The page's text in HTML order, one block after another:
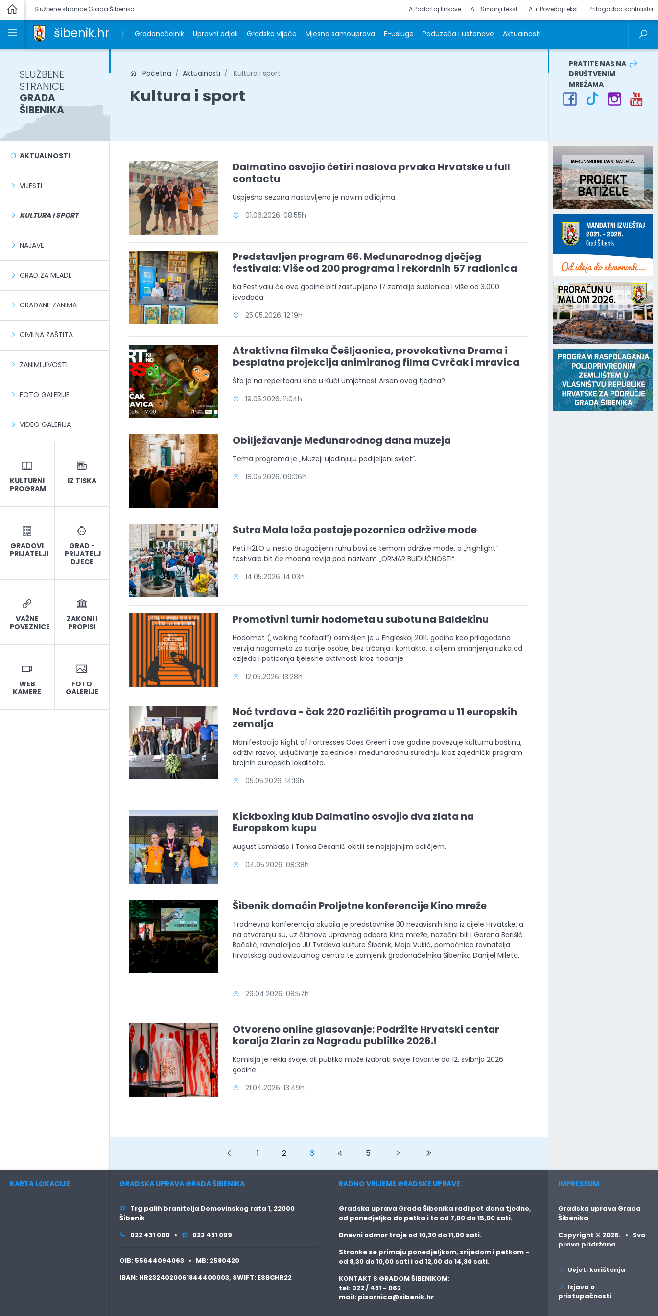
Službene stranice Grada Šibenika A Podcrtaj linkove A - Smanji tekst A + Povećaj tekst Prilagodba kontrasta
šibenik.hr | Gradonačelnik Upravni odjeli Gradsko vijeće Mjesna samouprava E-usluge Poduzeća i ustanove Aktualnosti
SLUŽBENE
STRANICE
GRADA
ŠIBENIKA
Početna Aktualnosti Kultura i sport
Kultura i sport
PRATITE NAS NA
DRUŠTVENIM
MREŽAMA
AKTUALNOSTI
VIJESTI
KULTURA I SPORT
NAJAVE
GRAD ZA MLADE
GRAĐANE ZANIMA
CIVILNA ZAŠTITA
ZANIMLJIVOSTI
FOTO GALERIJE
VIDEO GALERIJA
KULTURNI
PROGRAM
IZ TISKA
GRADOVI
PRIJATELJI
GRAD -
PRIJATELJ
DJECE
VAŽNE
POVEZNICE
ZAKONI I
PROPISI
WEB
KAMERE
FOTO
GALERIJE
Dalmatino osvojio četiri naslova prvaka Hrvatske u full
contactu
Uspješna sezona nastavljena je novim odličjima.
01.06.2026. 08:55h
Predstavljen program 66. Međunarodnog dječjeg
festivala: Više od 200 programa i rekordnih 57 radionica
Na Festivalu će ove godine biti zastupljeno 17 zemalja sudionica i više od 3.000
izvođača
25.05.2026. 12:19h
Atraktivna filmska Češljaonica, provokativna Drama i
besplatna projekcija animiranog filma Cvrčak i mravica
Što je na repertoaru kina u Kući umjetnost Arsen ovog tjedna?
19.05.2026. 11:04h
Obilježavanje Međunarodnog dana muzeja
Tema programa je „Muzeji ujedinjuju podijeljeni svijet”.
18.05.2026. 09:06h
Sutra Mala loža postaje pozornica održive mode
Peti H2LO u nešto drugačijem ruhu bavi se temom održive mode, a „highlight“
festivala bit će modna revija pod nazivom „ORMAR BUIDUĆNOSTI“.
14.05.2026. 14:03h
Promotivni turnir hodometa u subotu na Baldekinu
Hodomet („walking football“) osmišljen je u Engleskoj 2011. godine kao prilagođena
verzija nogometa za starije osobe, bez trčanja i kontakta, s ciljem smanjenja rizika od
ozljeda i poticanja tjelesne aktivnosti kroz hodanje.
12.05.2026. 13:28h
Noć tvrđava - čak 220 različitih programa u 11 europskih
zemalja
Manifestacija Night of Fortresses Goes Green i ove godine povezuje kulturnu baštinu,
održivi razvoj, uključivanje zajednice i međunarodnu suradnju kroz zajednički program
brojnih europskih lokaliteta.
05.05.2026. 14:19h
Kickboxing klub Dalmatino osvojio dva zlata na
Europskom kupu
August Lambaša i Tonka Desanić okitili se najsjajnijim odličjem.
04.05.2026. 08:38h
Šibenik domaćin Proljetne konferencije Kino mreže
Trodnevna konferencija okupila je predstavnike 30 nezavisnih kina iz cijele Hrvatske, a
na otvorenju su, uz članove Upravnog odbora Kino mreže, nazočni bili i Gorana Barišić
Bačelić, ravnateljica JU Tvrđava kulture Šibenik, Maja Vukić, pomoćnica ravnatelja
Hrvatskog audiovizualnog centra te zamjenik gradonačelnika Šibenika Danijel Mileta.
29.04.2026. 08:57h
Otvoreno online glasovanje: Podržite Hrvatski centar
koralja Zlarin za Nagradu publilke 2026.!
Komisija je rekla svoje, ali publika može izabrati svoje favorite do 12. svibnja 2026.
godine.
21.04.2026. 13:49h
Previous
1 2 3 4 5
KARTA LOKACIJE GRADSKA UPRAVA GRADA ŠIBENIKA
Trg palih branitelja Domovinskog rata 1, 22000
Šibenik
022 431 000 •
022 431 099
OIB: 55644094063 • MB: 2580420
IBAN: HR2324020061844400003, SWIFT: ESBCHR22
RADNO VRIJEME GRADSKE UPRAVE
Gradska uprava Grada Šibenika radi pet dana tjedno,
od ponedjeljka do petka i to od 7,00 do 15,00 sati.
Dnevni odmor traje od 10,30 do 11,00 sati.
Stranke se primaju ponedjeljkom, srijedom i petkom –
od 8,30 do 10,00 sati i od 12,00 do 14,30 sati.
KONTAKT S GRADOM ŠIBENIKOM:
tel: 022 / 431 - 062
mail: pisarnica@sibenik.hr
IMPRESSUM
Gradska uprava Grada
Šibenika
Copyright © 2026. • Sva
prava pridržana
Uvjeti korištenja
Izjava o
pristupačnosti